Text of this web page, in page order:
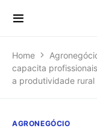
Home
capacita
a produtividade rural
AGRONEGÓCIO